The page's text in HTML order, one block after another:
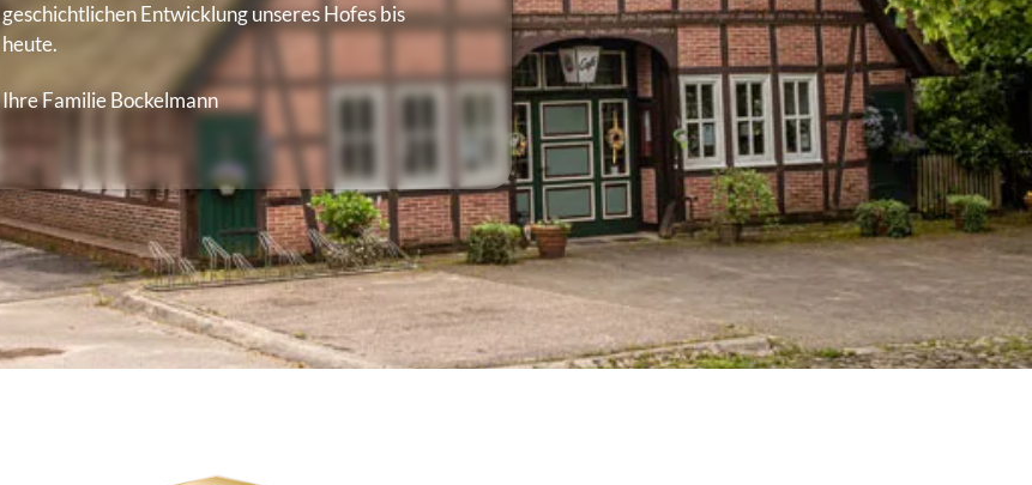
geschichtlichen Entwicklung unseres Hofes bis
heute.
Ihre Familie Bockelmann